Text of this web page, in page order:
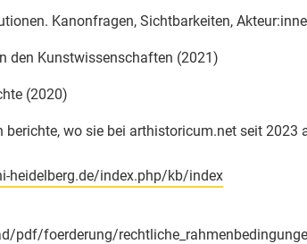
Kanonfragen, Sichtbarkeiten,
den Kunstwissenschaften (2021)
(2020)
berichte, wo sie bei arthistoricum.net seit 2023
heidelberg.de/index.php/kb/index
pdf/foerderung/